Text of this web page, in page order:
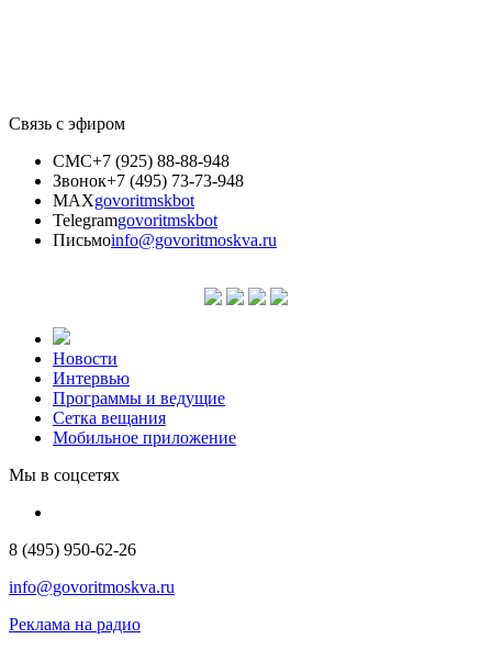
Связь с эфиром
СМС+7 (925) 88-88-948
Звонок+7 (495) 73-73-948
MAXgovoritmskbot
Telegramgovoritmskbot
Письмоinfo@govoritmoskva.ru
Новости
Интервью
Программы и ведущие
Сетка вещания
Мобильное приложение
Мы в соцсетях
8 (495) 950-62-26
info@govoritmoskva.ru
Реклама на радио